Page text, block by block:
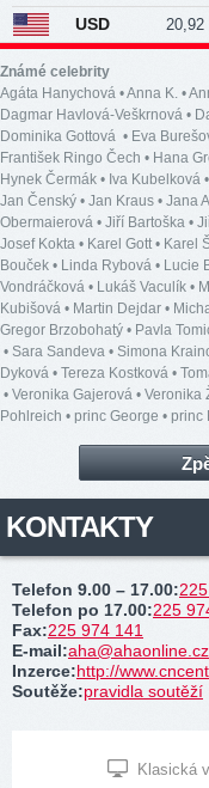
USD 20,92
Známé celebrity
Agáta Hanychová •Anna K. •
Dagmar Havlová-Veškrnová •
Dominika Gottová • Eva
František Ringo Čech • Hana
Hynek Čermák • Iva Kubelková •
Jan Čenský • Jan Kraus • Jana
Obermaierová • Jiří Bartoška •
Josef Kokta • Karel Gott• Karel
Bouček • Linda Rybová • Lucie
Vondráčková • Lukáš Vaculík •
Kubišová • Martin Dejdar •
Gregor Brzobohatý • Pavla
• Sara Sandeva • Simona
Dyková • Tereza Kostková •
• Veronika Gajerová • Veronika
Pohlreich • princ George • princ
KONTAKTY
Telefon 9.00 – 17.00:
Telefon po 17.00:225
Fax:225 974 141
E-mail:aha@ahaonline.cz
Inzerce:http://
Soutěže:pravidla soutěží
Klasická